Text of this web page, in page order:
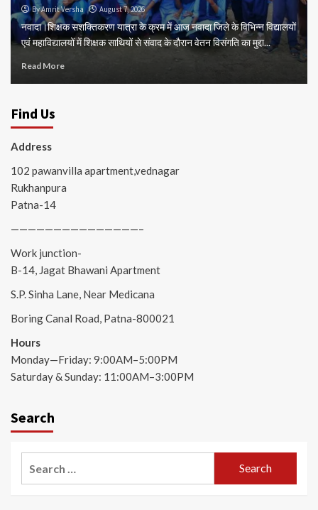
By Amrit Versha August 7, 2026
नवादा।शिक्षक सशक्तिकरण यात्रा के क्रम में आज नवादा जिले के विभिन्न विद्यालयों
एवं महाविद्यालयों में शिक्षक साथियों से संवाद के दौरान वेतन विसंगति का मुद्दा...
Read More
Find Us
Address
102 pawanvilla apartment,vednagar
Rukhanpura
Patna-14
———————————————–
Work junction-
B-14, Jagat Bhawani Apartment
S.P. Sinha Lane, Near Medicana
Boring Canal Road, Patna-800021
Hours
Monday—Friday: 9:00AM–5:00PM
Saturday & Sunday: 11:00AM–3:00PM
Search